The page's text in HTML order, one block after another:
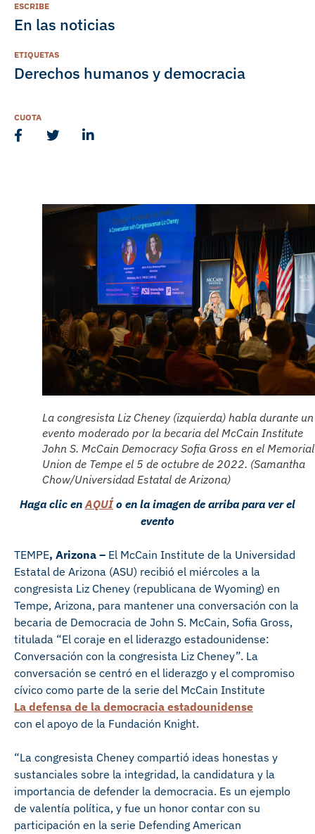
La congresista Liz Cheney (izquierda) habla durante un
evento moderado por la becaria del McCain Institute
John S. McCain Democracy Sofia Gross en el Memorial
Union de Tempe el 5 de octubre de 2022. (Samantha
Chow/Universidad Estatal de Arizona)
Haga clic enAQUÍo en la imagen de arriba para ver el
evento
TEMPE, Arizona – El McCain Institute de la Universidad
Estatal de Arizona (ASU) recibió el miércoles a la
congresista Liz Cheney (republicana de Wyoming) en
Tempe, Arizona, para mantener una conversación con la
becaria de Democracia de John S. McCain, Sofia Gross,
titulada “El coraje en el liderazgo estadounidense:
Conversación con la congresista Liz Cheney”. La
conversación se centró en el liderazgo y el compromiso
cívico como parte de la serie del McCain Institute
La defensa de la democracia estadounidense
con el apoyo de la Fundación Knight.
“La congresista Cheney compartió ideas honestas y
sustanciales sobre la integridad, la candidatura y la
importancia de defender la democracia. Es un ejemplo
de valentía política, y fue un honor contar con su
participación en la serie Defending American
ESCRIBE
En las noticias
ETIQUETAS
Derechos humanos y democracia
CUOTA